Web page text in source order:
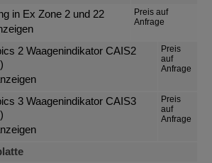
in Ex Zone 2 und 22
Preis auf
Anfrage
2 Waagenindikator CAIS2
Preis
auf
Anfrage
3 Waagenindikator CAIS3
Preis
auf
Anfrage